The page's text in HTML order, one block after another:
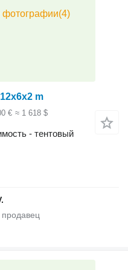
m
€ ≈ 1 618 $
- тентовый